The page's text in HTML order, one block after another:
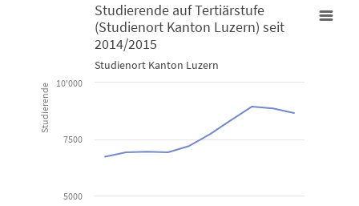
Studierende auf Tertiärstufe (Studienort Kanton Luzern) seit
Line chart with 7 lines.
Studienort Kanton Luzern
View as data table, Studierende auf Tertiärstufe
The chart has 1 Y axis displaying Studierende. Data ranges from
Studierende
Studierende auf Tertiärstufe
(Studienort Kanton Luzern) seit
2014/2015
Studienort Kanton Luzern
5000
7500
10'000